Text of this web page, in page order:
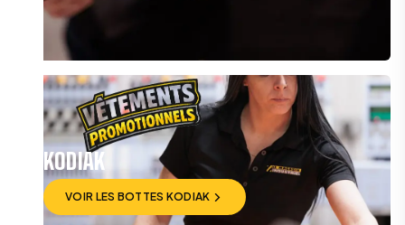
KODIAK
VOIR LES BOTTES KODIAK